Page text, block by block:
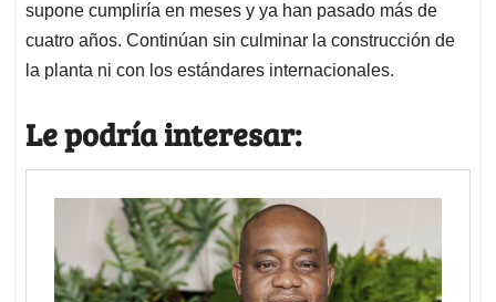
supone cumpliría en meses y ya han pasado más de
cuatro años. Continúan sin culminar la construcción de
la planta ni con los estándares internacionales.
Le podría interesar: